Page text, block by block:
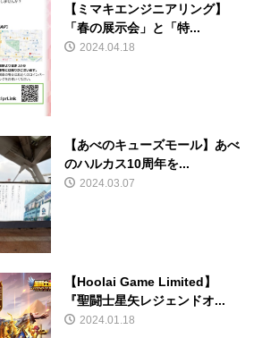
【ミマキエンジニアリング】
「春の展示会」と「特...
2024.04.18
【あべのキューズモール】あべ
のハルカス10周年を...
2024.03.07
【Hoolai Game Limited】
『聖闘士星矢レジェンドオ...
2024.01.18